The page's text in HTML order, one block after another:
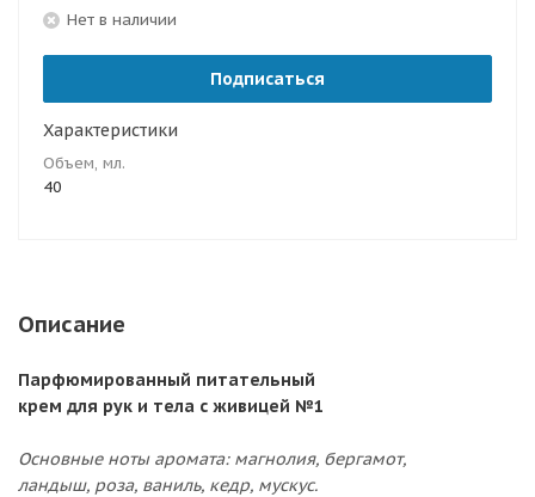
Нет в наличии
Подписаться
Характеристики
Объем, мл.
40
Описание
Парфюмированный питательный
крем для рук и тела с живицей №1
Основные ноты аромата: магнолия, бергамот,
ландыш, роза, ваниль, кедр, мускус.